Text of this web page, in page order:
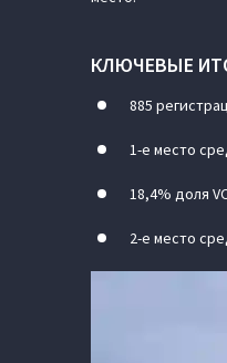
КЛЮЧЕВЫЕ
885
1-е место
18,4% доля
2-е место